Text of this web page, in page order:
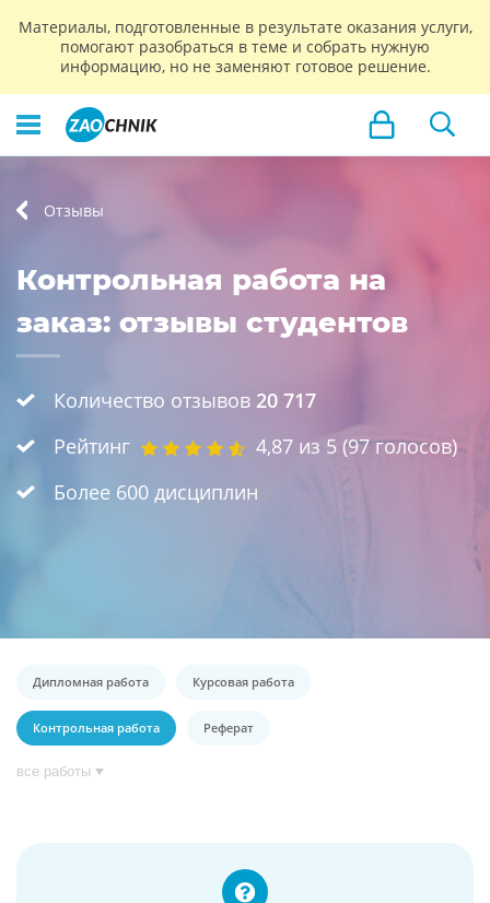
Материалы, подготовленные в результате оказания услуги,
помогают разобраться в теме и собрать нужную
информацию, но не заменяют готовое решение.
Отзывы
Контрольная работа на
заказ: отзывы студентов
Количество отзывов 20 717
Рейтинг
4,87 из 5 (97голосов)
Более 600 дисциплин
Дипломная работа Курсовая работа
Контрольная работа Реферат
все работы